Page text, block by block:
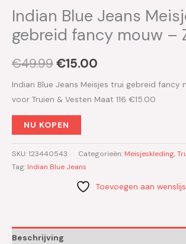
Indian Blue Jeans
gebreid fancy mouw –
€49.99€15.00
Indian Blue Jeans Meisjes trui gebreid fancy
voor Truien & Vesten Maat 116 €15.00
NU KOPEN
SKU:123440543 Categorieën: Meisjeskleding,
Tag: Indian Blue Jeans
Toevoegen aan
Beschrijving